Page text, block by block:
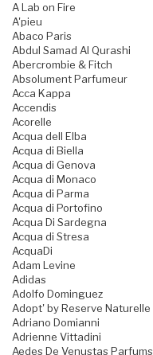
A Lab on Fire
A'pieu
Abaco Paris
Abdul Samad Al Qurashi
Abercrombie & Fitch
Absolument Parfumeur
Acca Kappa
Accendis
Acorelle
Acqua dell Elba
Acqua di Biella
Acqua di Genova
Acqua di Monaco
Acqua di Parma
Acqua di Portofino
Acqua Di Sardegna
Acqua di Stresa
AcquaDi
Adam Levine
Adidas
Adolfo Dominguez
Adopt' by Reserve Naturelle
Adriano Domianni
Adrienne Vittadini
Aedes De Venustas Parfums